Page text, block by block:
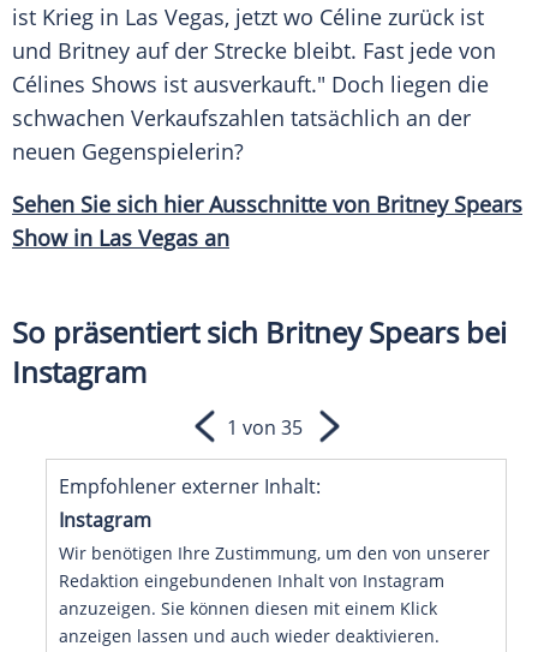
ist Krieg in Las Vegas, jetzt wo Céline zurück ist
und Britney auf der Strecke bleibt. Fast jede von
Célines Shows ist ausverkauft." Doch liegen die
schwachen Verkaufszahlen tatsächlich an der
neuen Gegenspielerin?
Sehen Sie sich hier Ausschnitte von Britney Spears
Show in Las Vegas an
So präsentiert sich Britney Spears bei
Instagram
Empfohlener externer Inhalt:
Instagram
Wir benötigen Ihre Zustimmung, um den von unserer
Redaktion eingebundenen Inhalt von Instagram
anzuzeigen. Sie können diesen mit einem Klick
anzeigen lassen und auch wieder deaktivieren.
1 von 35